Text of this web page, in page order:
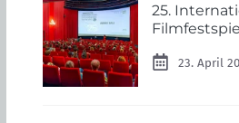
25.
23. April